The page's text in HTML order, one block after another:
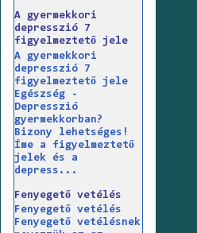
A gyermekkori
depresszió 7
figyelmeztető jele
A gyermekkori
depresszió 7
figyelmeztető jele
Egészség -
Depresszió
gyermekkorban?
Bizony lehetséges!
Íme a figyelmeztető
jelek és a
depress...
Fenyegető vetélés
Fenyegető vetélés
Fenyegető vetélésnek